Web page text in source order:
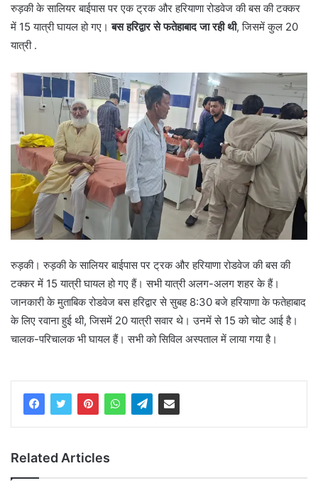
रुड़की के सालियर बाईपास पर एक ट्रक और हरियाणा रोडवेज की बस की टक्कर
में 15 यात्री घायल हो गए। बस हरिद्वार से फतेहाबाद जा रही थी, जिसमें कुल 20
यात्री .
रुड़की। रुड़की के सालियर बाईपास पर ट्रक और हरियाणा रोडवेज की बस की
टक्कर में 15 यात्री घायल हो गए हैं। सभी यात्री अलग-अलग शहर के हैं।
जानकारी के मुताबिक रोडवेज बस हरिद्वार से सुबह 8:30 बजे हरियाणा के फतेहाबाद
के लिए रवाना हुई थी, जिसमें 20 यात्री सवार थे। उनमें से 15 को चोट आई है।
चालक-परिचालक भी घायल हैं। सभी को सिविल अस्पताल में लाया गया है।
Related Articles